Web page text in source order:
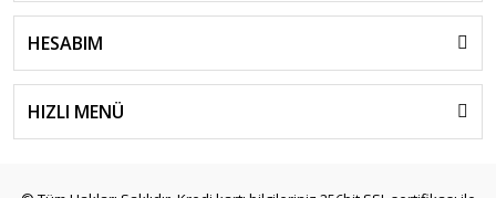
HESABIM
HIZLI MENÜ